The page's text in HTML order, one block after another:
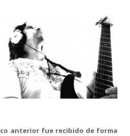
anterior fue recibido de forma